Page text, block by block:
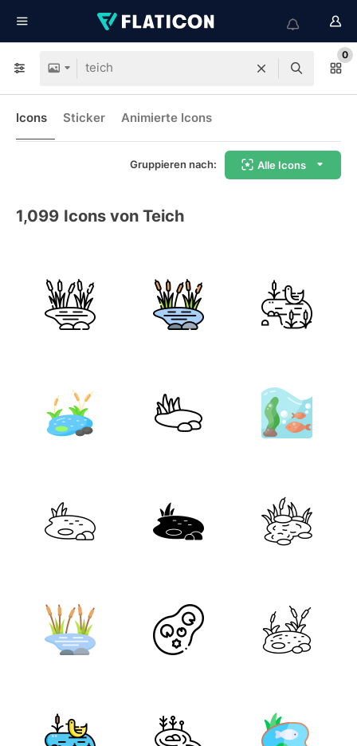
0
Icons Sticker Animierte Icons
Gruppieren nach: Alle Icons
1,099 Icons von Teich